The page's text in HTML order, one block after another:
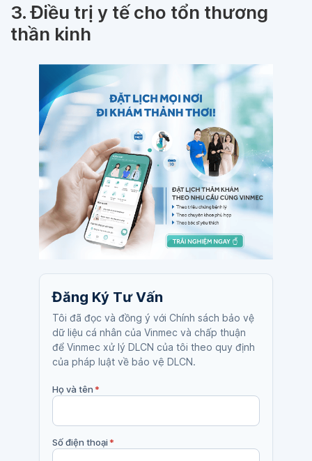
3. Điều trị y tế cho tổn thương
thần kinh
Đăng Ký Tư Vấn
Tôi đã đọc và đồng ý với Chính sách bảo vệ
dữ liệu cá nhân của Vinmec và chấp thuận
để Vinmec xử lý DLCN của tôi theo quy định
của pháp luật về bảo vệ DLCN.
Họ và tên*
Số điện thoại*